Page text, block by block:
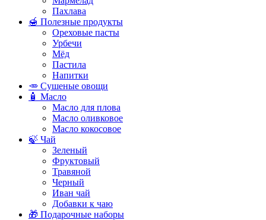
Пахлава
🍯 Полезные продукты
Ореховые пасты
Урбечи
Мёд
Пастила
Напитки
🥕 Сушеные овощи
🧴 Масло
Масло для плова
Масло оливковое
Масло кокосовое
🍃 Чай
Зеленый
Фруктовый
Травяной
Черный
Иван чай
Добавки к чаю
🎁 Подарочные наборы